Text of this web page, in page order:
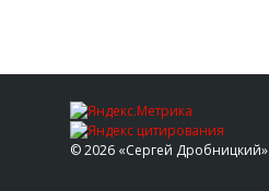
© 2026 «Сергей Дробницкий»